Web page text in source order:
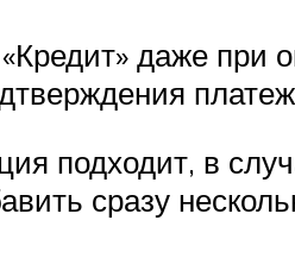
даже при
подходит, в
сразу